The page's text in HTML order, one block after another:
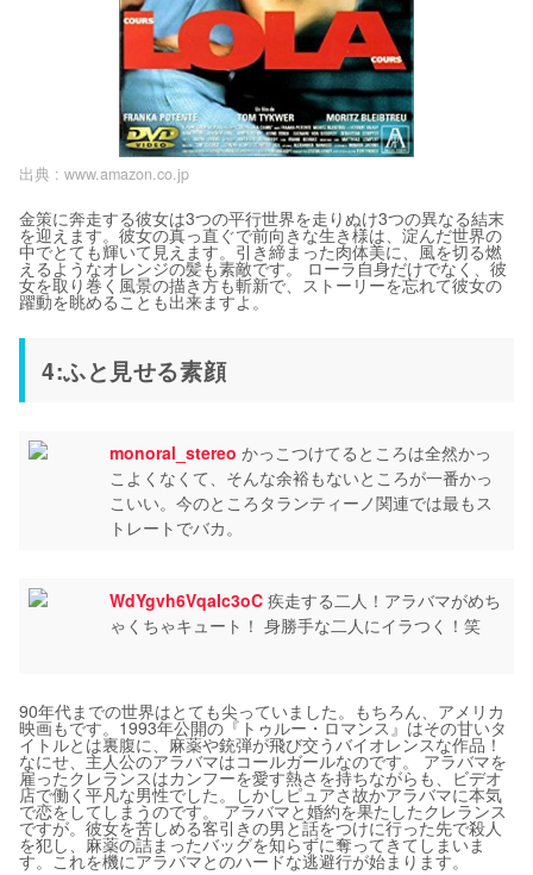
出典 : www.amazon.co.jp
金策に奔走する彼女は3つの平行世界を走りぬけ3つの異なる結末
を迎えます。彼女の真っ直ぐで前向きな生き様は、淀んだ世界の
中でとても輝いて見えます。引き締まった肉体美に、風を切る燃
えるようなオレンジの髪も素敵です。 ローラ自身だけでなく、彼
女を取り巻く風景の描き方も斬新で、ストーリーを忘れて彼女の
躍動を眺めることも出来ますよ。
4:ふと見せる素顔
monoral_stereo かっこつけてるところは全然かっ
こよくなくて、そんな余裕もないところが一番かっ
こいい。今のところタランティーノ関連では最もス
トレートでバカ。
WdYgvh6VqaIc3oC 疾走する二人！アラバマがめち
ゃくちゃキュート！ 身勝手な二人にイラつく！笑
90年代までの世界はとても尖っていました。もちろん、アメリカ
映画もです。1993年公開の『トゥルー・ロマンス』はその甘いタ
イトルとは裏腹に、麻薬や銃弾が飛び交うバイオレンスな作品！
なにせ、主人公のアラバマはコールガールなのです。 アラバマを
雇ったクレランスはカンフーを愛す熱さを持ちながらも、ビデオ
店で働く平凡な男性でした。しかしピュアさ故かアラバマに本気
で恋をしてしまうのです。 アラバマと婚約を果たしたクレランス
ですが。彼女を苦しめる客引きの男と話をつけに行った先で殺人
を犯し、麻薬の詰まったバッグを知らずに奪ってきてしまいま
す。これを機にアラバマとのハードな逃避行が始まります。